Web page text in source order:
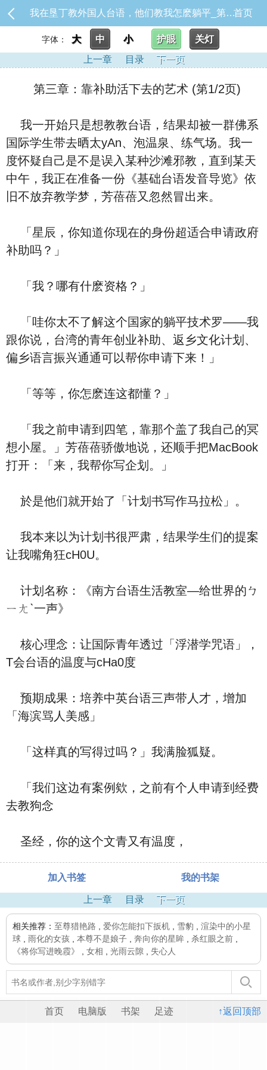
我在垦丁教外国人台语，他们教我怎麽躺平_第三章：靠补助活下去的艺术首页
字体： 大 中 小 护眼
关灯
上一章
目录 下一页
第三章：靠补助活下去的艺术 (第1/2页)
我一开始只是想教教台语，结果却被一群佛系
国际学生带去晒太yAn、泡温泉、练气场。我一
度怀疑自己是不是误入某种沙滩邪教，直到某天
中午，我正在准备一份《基础台语发音导览》依
旧不放弃教学梦，芳蓓蓓又忽然冒出来。
「星辰，你知道你现在的身份超适合申请政府
补助吗？」
「我？哪有什麽资格？」
「哇你太不了解这个国家的躺平技术罗——我
跟你说，台湾的青年创业补助、返乡文化计划、
偏乡语言振兴通通可以帮你申请下来！」
「等等，你怎麽连这都懂？」
「我之前申请到四笔，靠那个盖了我自己的冥
想小屋。」芳蓓蓓骄傲地说，还顺手把MacBook
打开：「来，我帮你写企划。」
於是他们就开始了「计划书写作马拉松」。
我本来以为计划书很严肃，结果学生们的提案
让我嘴角狂cH0U。
计划名称：《南方台语生活教室—给世界的ㄅ
ㄧㄤˋ一声》
核心理念：让国际青年透过「浮潜学咒语」，
T会台语的温度与cHa0度
预期成果：培养中英台语三声带人才，增加
「海滨骂人美感」
「这样真的写得过吗？」我满脸狐疑。
「我们这边有案例欸，之前有个人申请到经费
去教狗念
圣经，你的这个文青又有温度，
加入书签 我的书架
上一章 目录 下一页
相关推荐： 至尊猎艳路 爱你怎能扣下扳机 雪豹
渲染中的小星
球
雨化的女孩 本尊不是娘子 奔向你的星眸 杀红眼之前
《将你写进晚霞》
女相 光雨云隙 失心人
↑返回顶部
首页 电脑版 书架 足迹